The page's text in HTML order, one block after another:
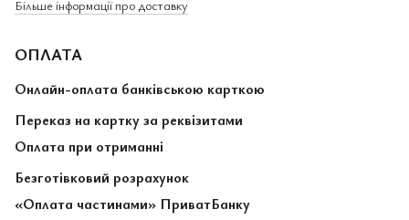
Більше інформації про доставку
ОПЛАТА
Онлайн-оплата банківською карткою
Переказ на картку за реквізитами
Оплата при отриманні
Безготівковий розрахунок
«Оплата частинами» ПриватБанку